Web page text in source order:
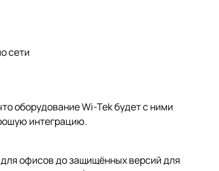
сети
оборудование Wi-Tek будет с ними
интеграцию.
офисов до защищённых версий для